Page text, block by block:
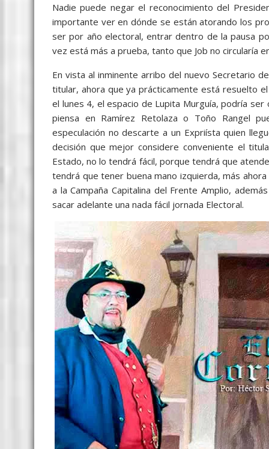
Nadie puede negar el reconocimiento del
importante ver en dónde se están atorando los
ser por año electoral, entrar dentro de la pausa
vez está más a prueba, tanto que Job no circularía
En vista al inminente arribo del nuevo Secretario
titular, ahora que ya prácticamente está resuelto
el lunes 4, el espacio de Lupita Murguía, podría
piensa en Ramírez Retolaza o Toño Rangel
especulación no descarte a un Expriísta quien
decisión que mejor considere conveniente el
Estado, no lo tendrá fácil, porque tendrá que
tendrá que tener buena mano izquierda, más
a la Campaña Capitalina del Frente Amplio,
sacar adelante una nada fácil jornada Electoral.